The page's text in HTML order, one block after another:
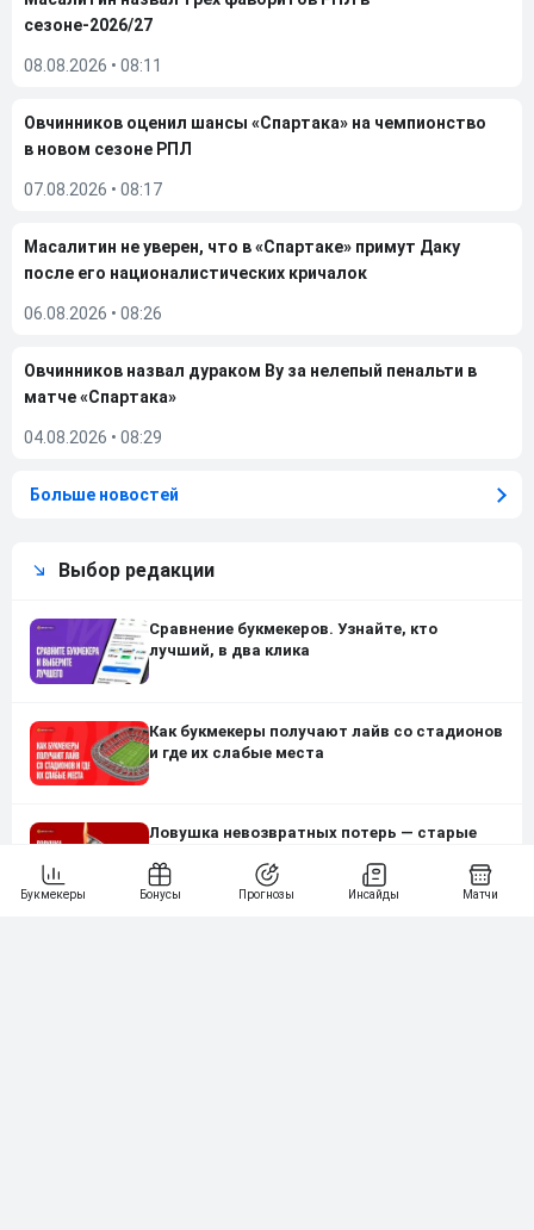
сезоне-2026/27
08.08.2026 • 08:11
Овчинников оценил шансы «Спартака» на чемпионство
в новом сезоне РПЛ
07.08.2026 • 08:17
Масалитин не уверен, что в «Спартаке» примут Даку
после его националистических кричалок
06.08.2026 • 08:26
Овчинников назвал дураком Ву за нелепый пенальти в
матче «Спартака»
04.08.2026 • 08:29
Больше новостей
Выбор редакции
Сравнение букмекеров. Узнайте, кто
лучший, в два клика
Как букмекеры получают лайв со стадионов
и где их слабые места
Ловушка невозвратных потерь — старые